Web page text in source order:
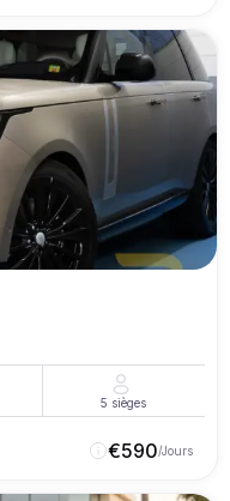
5 sièges
€590/Jours